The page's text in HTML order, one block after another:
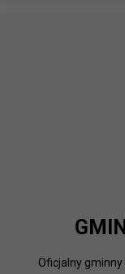
Oficjalny